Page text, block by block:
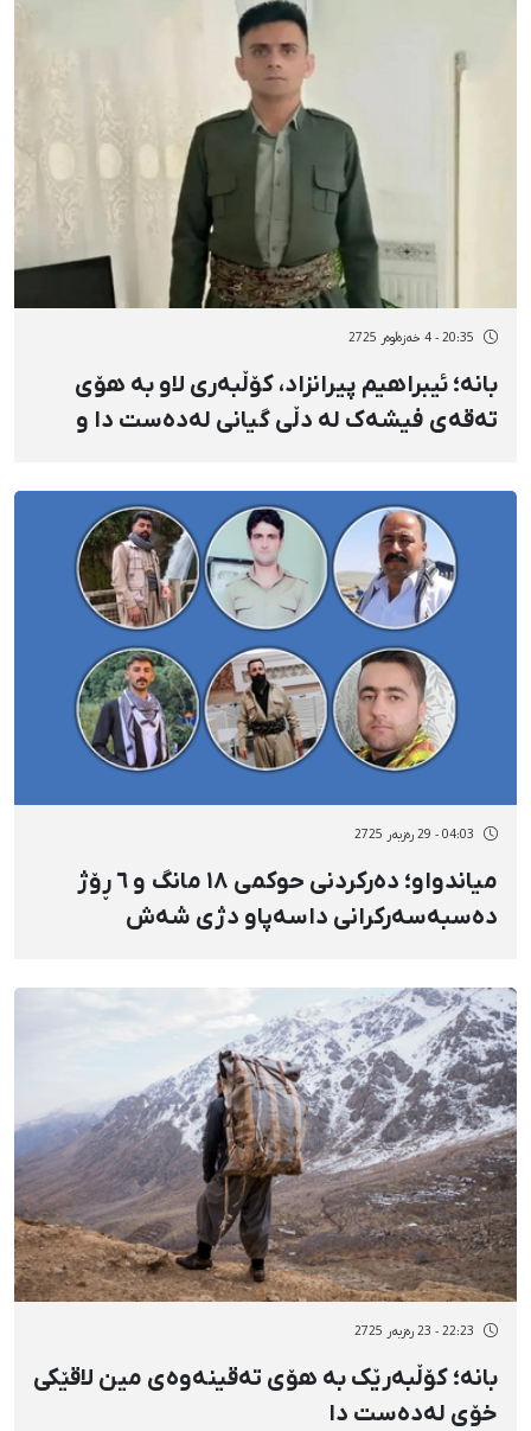
20:35 - 4 خەزەڵوەر 2725
بانە؛ ئیبراهیم پیرانزاد، کۆڵبەری لاو بە هۆی
تەقەی فیشەک لە دڵی گیانی لەدەست دا و
04:03 - 29 رەزبەر 2725
میاندواو؛ دەرکردنی حوکمی ١٨ مانگ و ٦ ڕۆژ
دەسبەسەرکرانی داسەپاو دژی شەش
22:23 - 23 رەزبەر 2725
بانە؛ کۆڵبەرێک بە هۆی تەقینەوەی مین لاقێکی
خۆی لەدەست دا